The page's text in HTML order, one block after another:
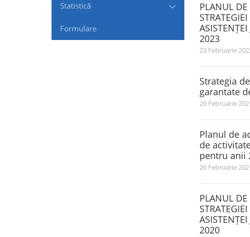
Statistică
Formulare
PLANUL
2023
23 Februarie
Strategia
garantate
26 Februarie
Planul de
de
pentru anii
26 Februarie
PLANUL
2020